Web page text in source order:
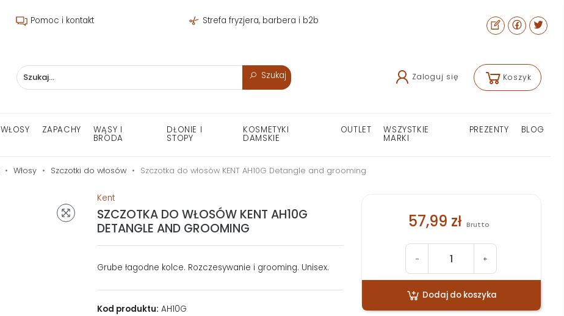
Pomoc i kontakt Strefa fryzjera, barbera i b2b
Szukaj Zaloguj się Koszyk
WŁOSY ZAPACHY WĄSY I
BRODA
DŁONIE I
STOPY
KOSMETYKI
DAMSKIE
OUTLET WSZYSTKIE
MARKI
PREZENTY BLOG
Włosy Szczotki do włosów Szczotka do włosów KENT AH10G Detangle and grooming
Kent
SZCZOTKA DO WŁOSÓW KENT AH10G
DETANGLE AND GROOMING
Grube łagodne kolce. Rozczesywanie i grooming. Unisex.
Kod produktu: AH10G
57,99 zł Brutto
- +
Dodaj do koszyka